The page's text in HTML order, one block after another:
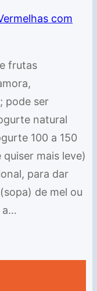
frutas
pode ser
natural
100 a 150
mais leve)
para dar
de mel ou
a…